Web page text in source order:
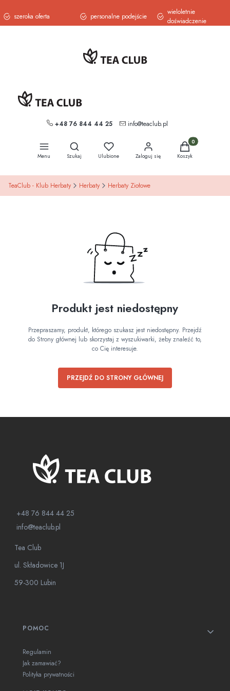
szeroka oferta personalne podejście
wieloletnie
doświadczenie
+48 76 844 44 25 info@teaclub.pl
Menu
Otwórz wyszukiwarkę
Szukaj Ulubione Zaloguj się
Produkty w
Koszyk
TeaClub - Klub Herbaty Herbaty Herbaty Ziołowe
Produkt jest niedostępny
Przepraszamy, produkt, którego szukasz jest niedostępny. Przejdź
do Strony głównej lub skorzystaj z wyszukiwarki, żeby znaleźć to,
co Cię interesuje.
PRZEJDŹ DO STRONY GŁÓWNEJ
+48 76 844 44 25
info@teaclub.pl
Tea Club
ul. Składowice 1J
59-300 Lubin
Linki w stopce
POMOC
Regulamin
Jak zamawiać?
Polityka prywatności